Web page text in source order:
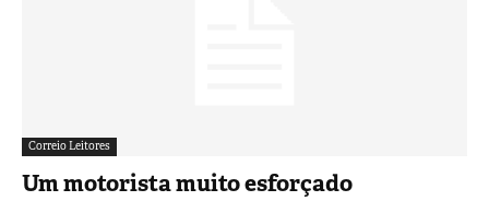
Correio Leitores
Um motorista muito esforçado